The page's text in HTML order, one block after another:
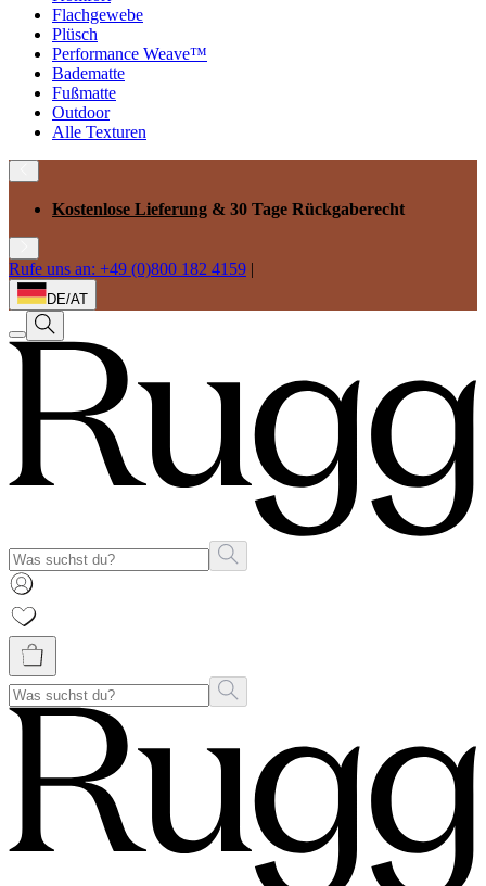
Flachgewebe
Plüsch
Performance Weave™
Badematte
Fußmatte
Outdoor
Alle Texturen
Kostenlose Lieferung & 30 Tage Rückgaberecht
Rufe uns an: +49 (0)800 182 4159 |
DE/AT